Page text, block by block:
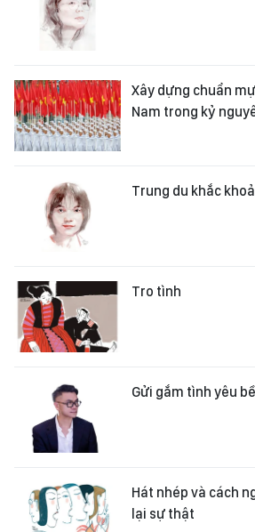
Xây dựng chuẩn
Nam trong kỷ
Trung du khắc
Tro tình
Gửi gắm tình yêu
Hát nhép và cách
lại sự thật